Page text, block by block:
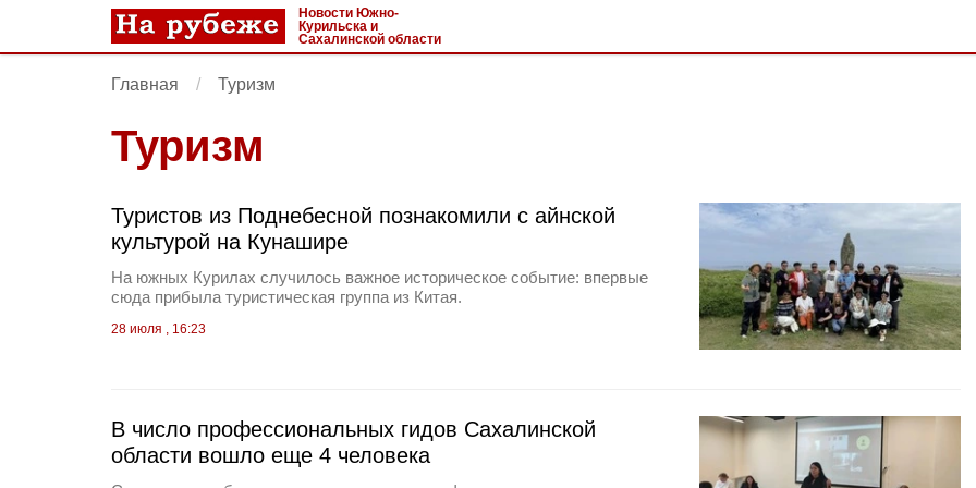
Новости Южно-
Курильска и
Сахалинской области
Главная Туризм
Туризм
Туристов из Поднебесной познакомили с айнской
культурой на Кунашире
На южных Курилах случилось важное историческое событие: впервые
сюда прибыла туристическая группа из Китая.
28 июля , 16:23
В число профессиональных гидов Сахалинской
области вошло еще 4 человека